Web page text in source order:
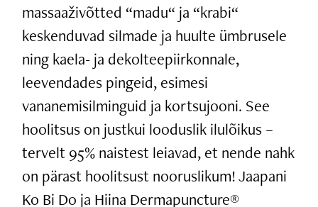
massaaživõtted “madu“ ja “krabi“
keskenduvad silmade ja huulte ümbrusele
ning kaela- ja dekolteepiirkonnale,
leevendades pingeid, esimesi
vananemisilminguid ja kortsujooni. See
hoolitsus on justkui looduslik ilulõikus –
tervelt 95% naistest leiavad, et nende nahk
on pärast hoolitsust nooruslikum! Jaapani
Ko Bi Do ja Hiina Dermapuncture®